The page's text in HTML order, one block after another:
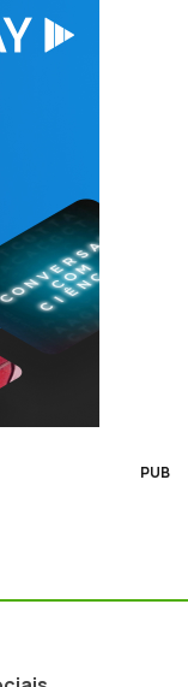
PUB